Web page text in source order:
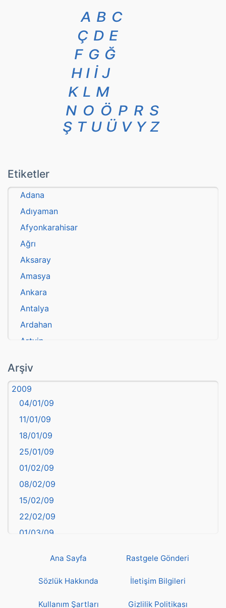
A B C
Ç D E
F G Ğ
H I İ J
K L M
N O Ö P R S
Ş T U Ü V Y Z
Etiketler
Adana
Adıyaman
Afyonkarahisar
Ağrı
Aksaray
Amasya
Ankara
Antalya
Ardahan
Artvin
Aydın
Balıkesir
Bartın
başkentler
Batman
Bayburt
Bilecik
Bingöl
Bitlis
Bolu
Burdur
Çankırı
Çorum
Arşiv
2009
04/01/09
11/01/09
18/01/09
25/01/09
01/02/09
08/02/09
15/02/09
22/02/09
01/03/09
22/03/09
Ana Sayfa Rastgele Gönderi
Sözlük Hakkında İletişim Bilgileri
Kullanım Şartları Gizlilik Politikası